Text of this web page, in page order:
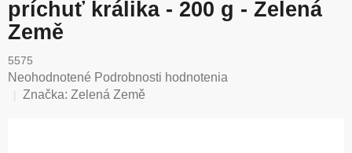
príchuť králika - 200 g - Zelená
Země
5575
Priemerné
hodnotenie
Neohodnotené Podrobnosti hodnotenia
Značka: Zelená Země